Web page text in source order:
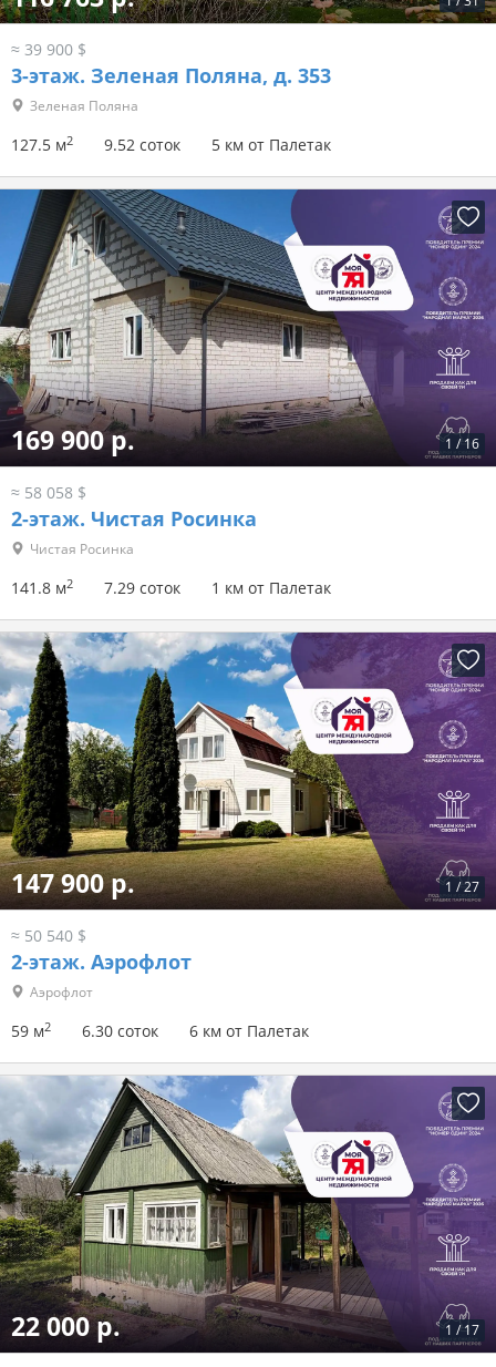
≈ 39 900 $
3-этаж. Зеленая Поляна, д. 353
Зеленая Поляна
127.5 м2 9.52 соток 5 км от Палетак
1 / 16
169 900 р.
≈ 58 058 $
2-этаж. Чистая Росинка
Чистая Росинка
141.8 м2 7.29 соток 1 км от Палетак
1 /27
147 900 р.
≈ 50 540 $
2-этаж. Аэрофлот
Аэрофлот
59 м2 6.30 соток 6 км от Палетак
1 / 17
22 000 р.